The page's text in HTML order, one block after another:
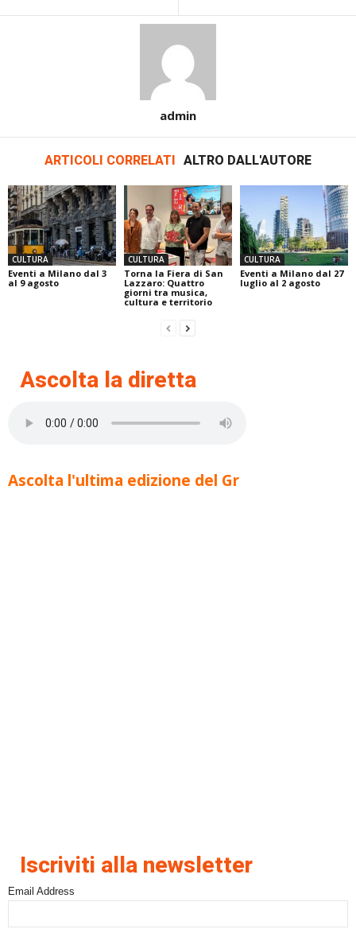
admin
ARTICOLI CORRELATI ALTRO DALL'AUTORE
CULTURA
Eventi a Milano dal 3
al 9 agosto
CULTURA
Torna la Fiera di San
Lazzaro: Quattro
giorni tra musica,
cultura e territorio
CULTURA
Eventi a Milano dal 27
luglio al 2 agosto
Ascolta la diretta
Ascolta l'ultima edizione del Gr
Iscriviti alla newsletter
Email Address